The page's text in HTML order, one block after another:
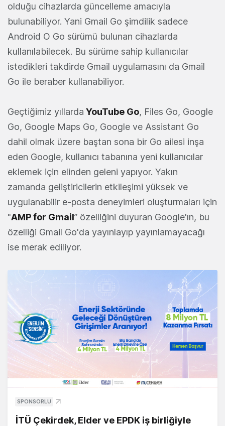
olduğu cihazlarda güncelleme amacıyla
bulunabiliyor. Yani Gmail Go şimdilik sadece
Android O Go sürümü bulunan cihazlarda
kullanılabilecek. Bu sürüme sahip kullanıcılar
istedikleri takdirde Gmail uygulamasını da Gmail
Go ile beraber kullanabiliyor.
Geçtiğimiz yıllarda YouTube Go, Files Go, Google
Go, Google Maps Go, Google ve Assistant Go
dahil olmak üzere baştan sona bir Go ailesi inşa
eden Google, kullanıcı tabanına yeni kullanıcılar
eklemek için elinden geleni yapıyor. Yakın
zamanda geliştiricilerin etkileşimi yüksek ve
uygulanabilir e-posta deneyimleri oluşturmaları için
"AMP for Gmail” özelliğini duyuran Google'ın, bu
özelliği Gmail Go'da yayınlayıp yayınlamayacağı
ise merak ediliyor.
SPONSORLU
İTÜ Çekirdek, Elder ve EPDK iş birliğiyle